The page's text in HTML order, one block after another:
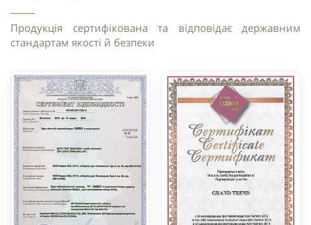
Продукція сертифікована та відповідає державним
стандартам якості й безпеки